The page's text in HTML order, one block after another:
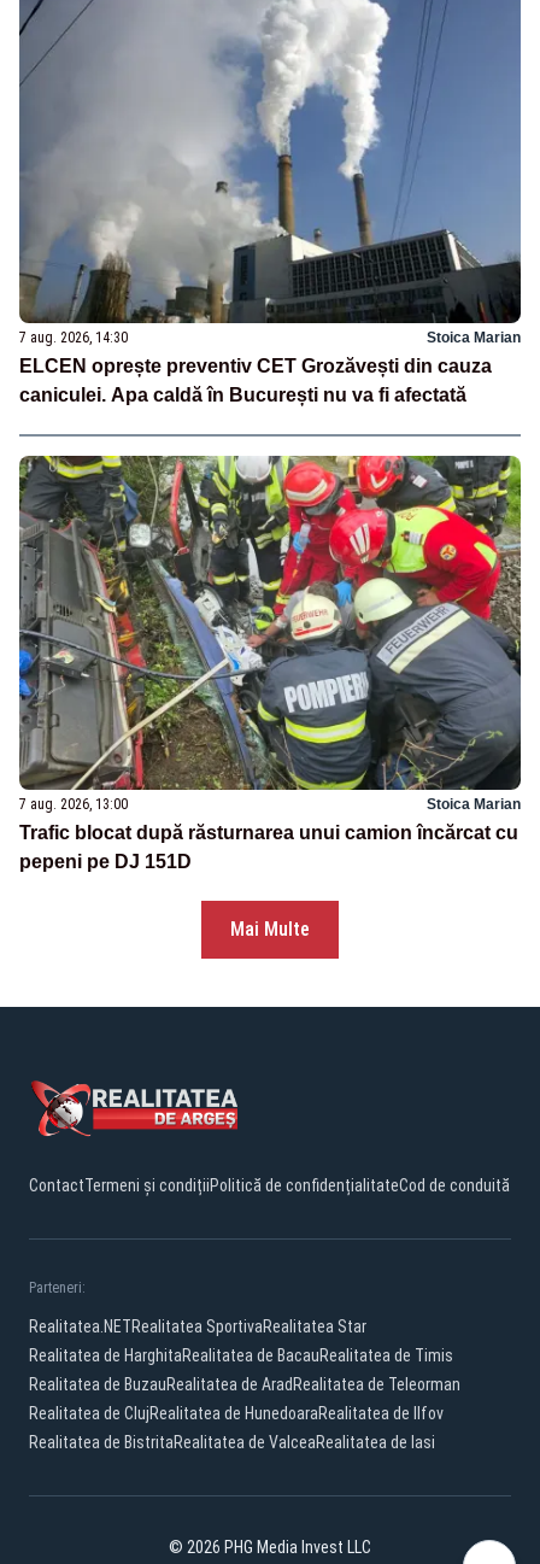
7 aug. 2026, 14:30 Stoica Marian
ELCEN oprește preventiv CET Grozăvești din cauza
caniculei. Apa caldă în București nu va fi afectată
7 aug. 2026, 13:00 Stoica Marian
Trafic blocat după răsturnarea unui camion încărcat cu
pepeni pe DJ 151D
Mai Multe
ContactTermeni și condițiiPolitică de confidențialitateCod de conduită
Parteneri:
Realitatea.NETRealitatea SportivaRealitatea Star
Realitatea de HarghitaRealitatea de BacauRealitatea de Timis
Realitatea de BuzauRealitatea de Arad Realitatea de Teleorman
Realitatea de ClujRealitatea de HunedoaraRealitatea de Ilfov
Realitatea de BistritaRealitatea de ValceaRealitatea de Iasi
© 2026 PHG Media Invest LLC